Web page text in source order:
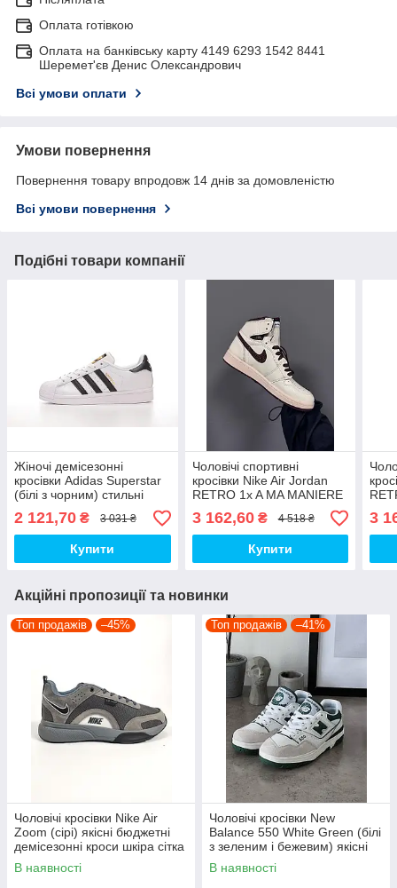
Оплата готівкою
Оплата на банківську карту 4149 6293 1542 8441
Шеремет'єв Денис Олександрович
Всі умови оплати
Умови повернення
Повернення товару впродовж 14 днів за домовленістю
Всі умови повернення
Подібні товари компанії
Жіночі демісезонні
кросівки Adidas Superstar
(білі з чорним) стильні
повсякденні кроси 14667
Адіас топ
2 121,70 ₴ 3 031 ₴
Купити
Чоловічі спортивні
кросівки Nike Air Jordan
RETRO 1x A MA MANIERE
стильні повсякденні кроси
1380 Найк топ
3 162,60₴ 4 518 ₴
Купити
N
3
Акційні пропозиції та новинки
Топ продажів –45%
Чоловічі кросівки Nike Air
Zoom (сірі) якісні бюджетні
демісезонні кроси шкіра сітка
D426 топ
В наявності
Топ продажів –41%
Чоловічі кросівки New
Balance 550 White Green (білі
з зеленим і бежевим) якісні
модні кроси NB020 топ
В наявності